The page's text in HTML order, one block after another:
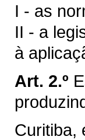
I - as
II - a
à
Art. 2.º
Curitiba,